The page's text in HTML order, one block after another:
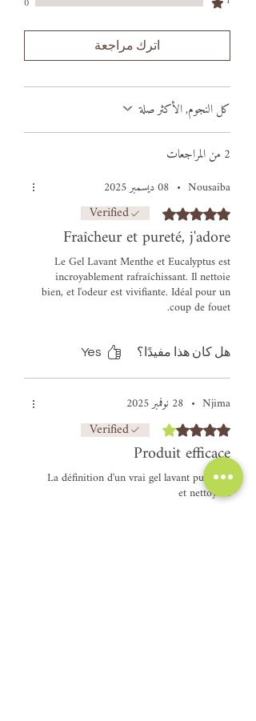
اترك مراجعة
كل النجوم, الأكثر صلة
2 من المراجعات
Nousaiba
• 08 ديسمبر 2025
تم التقييم بـ 5 من أصل 5 نجوم. Verified
Fraîcheur et pureté, j'adore
Le Gel Lavant Menthe et Eucalyptus est
incroyablement rafraîchissant. Il nettoie
bien, et l'odeur est vivifiante. Idéal pour un
coup de fouet.
هل كان هذا مفيدًا؟ Yes
Njima
• 28 نوفمبر 2025
تم التقييم بـ 4 من أصل 5 نجوم. Verified
Produit efficace
La définition d'un vrai gel lavant purifiant
et nettoyant